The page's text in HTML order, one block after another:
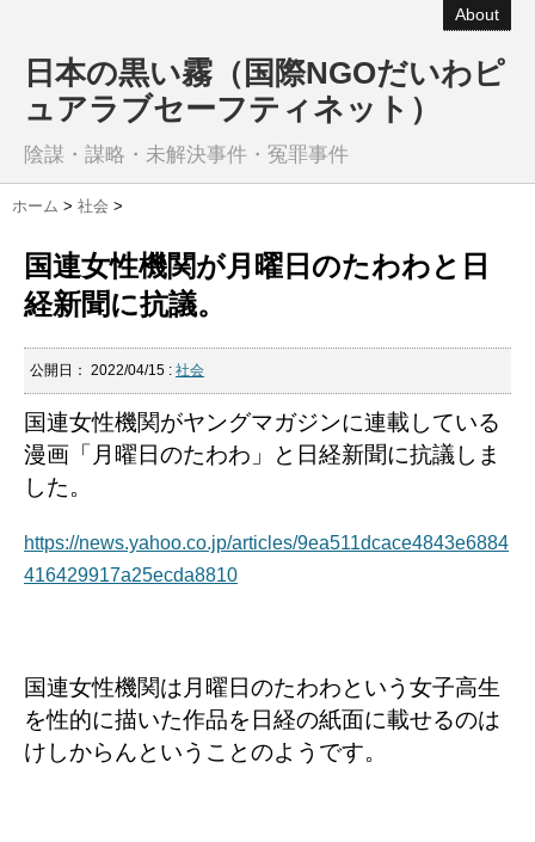
About
日本の黒い霧（国際NGOだいわピ
ュアラブセーフティネット）
陰謀・謀略・未解決事件・冤罪事件
ホーム > 社会 >
国連女性機関が月曜日のたわわと日
経新聞に抗議。
公開日： 2022/04/15 : 社会
国連女性機関がヤングマガジンに連載している
漫画「月曜日のたわわ」と日経新聞に抗議しま
した。
https://news.yahoo.co.jp/articles/9ea511dcace4843e6884
416429917a25ecda8810
国連女性機関は月曜日のたわわという女子高生
を性的に描いた作品を日経の紙面に載せるのは
けしからんということのようです。